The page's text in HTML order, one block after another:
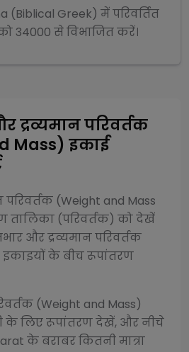
(Biblical Greek) में परिवर्तित
34000 सेविभाजितकरें।
द्रव्यमान परिवर्तक
Mass) इकाई
परिवर्तक (Weight and Mass
तालिका (परिवर्तक) को देखें
भार और द्रव्यमान परिवर्तक
इकाइयों के बीच रूपांतरण
(Weight and Mass)
के लिए रूपांतरण देखें, और नीचे
के बराबर कितनी मात्रा